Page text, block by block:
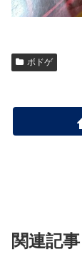
ボドゲ
関連記事